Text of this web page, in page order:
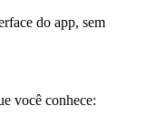
do app, sem
você conhece: